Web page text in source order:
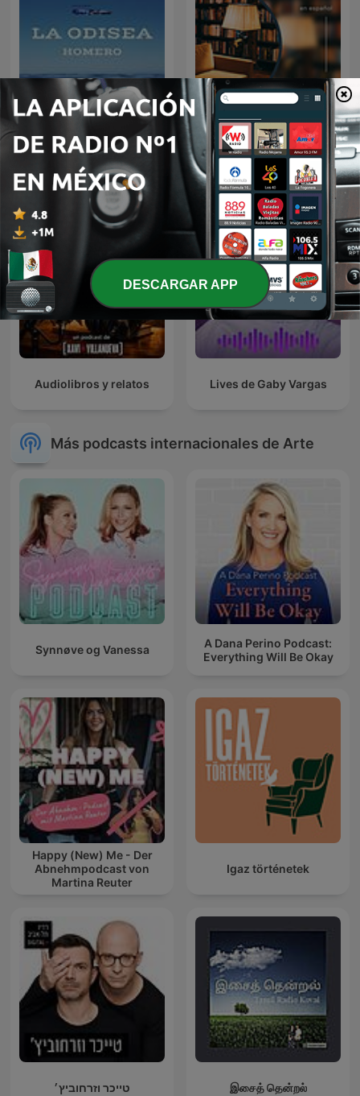
Homero
AudioLibros
Audiolibros y relatos Lives de Gaby Vargas
Más podcasts internacionales de Arte
Synnøve og Vanessa
A Dana Perino Podcast:
Everything Will Be Okay
Happy (New) Me - Der
Abnehmpodcast von
Martina Reuter
Igaz történetek
טייכר וזרחוביץ׳ இசைத் தென்றல்
DESCARGAR APP